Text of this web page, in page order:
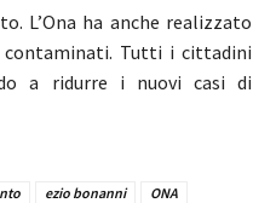
L’Ona ha anche realizzato
Tutti i cittadini
a ridurre i nuovi casi di
ezio bonanni
ONA